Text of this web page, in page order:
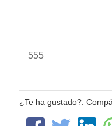
555
¿Te ha gustado?.